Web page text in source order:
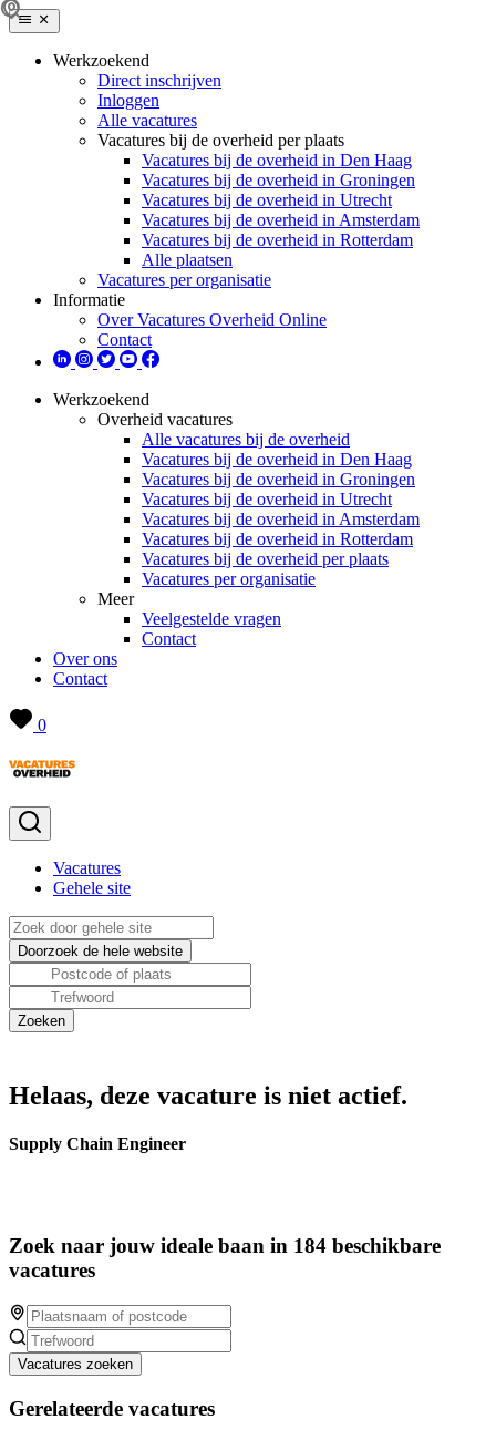
Werkzoekend
Direct inschrijven
Inloggen
Alle vacatures
Vacatures bij de overheid per plaats
Vacatures bij de overheid in Den Haag
Vacatures bij de overheid in Groningen
Vacatures bij de overheid in Utrecht
Vacatures bij de overheid in Amsterdam
Vacatures bij de overheid in Rotterdam
Alle plaatsen
Vacatures per organisatie
Informatie
Over Vacatures Overheid Online
Contact
Werkzoekend
Overheid vacatures
Alle vacatures bij de overheid
Vacatures bij de overheid in Den Haag
Vacatures bij de overheid in Groningen
Vacatures bij de overheid in Utrecht
Vacatures bij de overheid in Amsterdam
Vacatures bij de overheid in Rotterdam
Vacatures bij de overheid per plaats
Vacatures per organisatie
Meer
Veelgestelde vragen
Contact
Over ons
Contact
0
Vacatures
Gehele site
Helaas, deze vacature is niet actief.
Supply Chain Engineer
Zoek naar jouw ideale baan in 184 beschikbare
vacatures
Vacatures zoeken
Gerelateerde vacatures